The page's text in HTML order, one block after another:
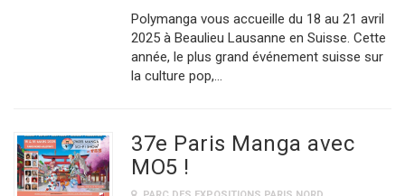
Polymanga vous accueille du 18 au 21 avril
2025 à Beaulieu Lausanne en Suisse. Cette
année, le plus grand événement suisse sur
la culture pop,…
37e Paris Manga avec
MO5 !